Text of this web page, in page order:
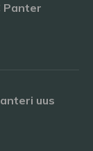
Panter
uus